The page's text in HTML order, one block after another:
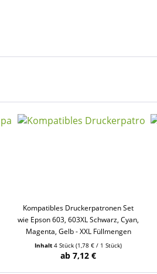
Kompatibles Druckerpatronen Set
wie Epson 603, 603XL Schwarz, Cyan,
Magenta, Gelb - XXL Füllmengen
Inhalt4 Stück(1,78 € / 1 Stück)
ab 7,12 €